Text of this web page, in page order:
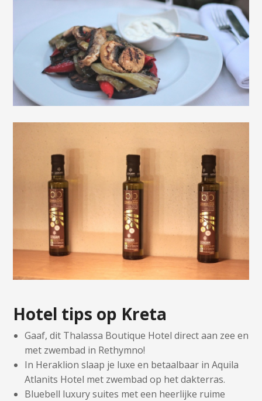
Hotel tips op Kreta
Gaaf, dit Thalassa Boutique Hotel direct aan zee en
met zwembad in Rethymno!
In Heraklion slaap je luxe en betaalbaar in Aquila
Atlanits Hotel met zwembad op het dakterras.
Bluebell luxury suites met een heerlijke ruime